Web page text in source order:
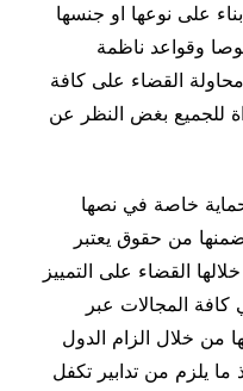
على نوعها او جنسها
وقواعد ناظمة
القضاء على كافة
للجميع بغض النظر عن
حماية خاصة في نصها
من حقوق يعتبر
القضاء على التمييز
المجالات عبر
من خلال الزام الدول
ما يلزم من تدابير تكفل